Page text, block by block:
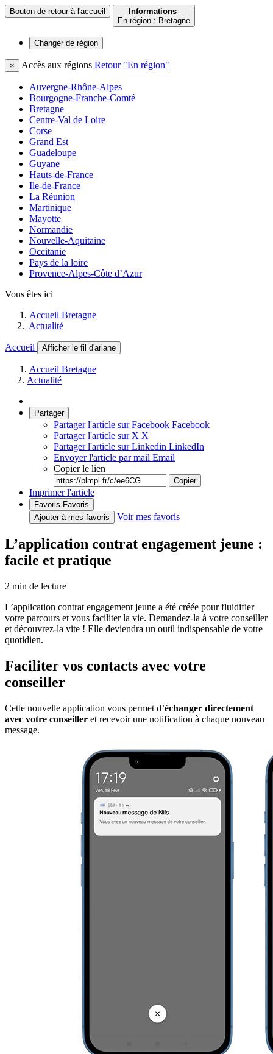
Bouton de retour à l'accueil
Informations
En région : Bretagne
Changer de région
× Accès aux régions Retour "En région"
Auvergne-Rhône-Alpes
Bourgogne-Franche-Comté
Bretagne
Centre-Val de Loire
Corse
Grand Est
Guadeloupe
Guyane
Hauts-de-France
Ile-de-France
La Réunion
Martinique
Mayotte
Normandie
Nouvelle-Aquitaine
Occitanie
Pays de la loire
Provence-Alpes-Côte d’Azur
Vous êtes ici
Accueil Bretagne
Actualité
Accueil Afficher le fil d'ariane
Accueil Bretagne
Actualité
Partager
Partager l'article sur Facebook Facebook
Partager l'article sur X X
Partager l'article sur Linkedin LinkedIn
Envoyer l'article par mail Email
Copier le lien
Copier
Imprimer l'article
Favoris Favoris
Ajouter à mes favoris
Voir mes favoris
L’application contrat engagement jeune :
facile et pratique
2 min de lecture
L’application contrat engagement jeune a été créée pour fluidifier
votre parcours et vous faciliter la vie. Demandez-la à votre conseiller
et découvrez-la vite ! Elle deviendra un outil indispensable de votre
quotidien.
Faciliter vos contacts avec votre
conseiller
Cette nouvelle application vous permet d’échanger directement
avec votre conseiller et recevoir une notification à chaque nouveau
message.